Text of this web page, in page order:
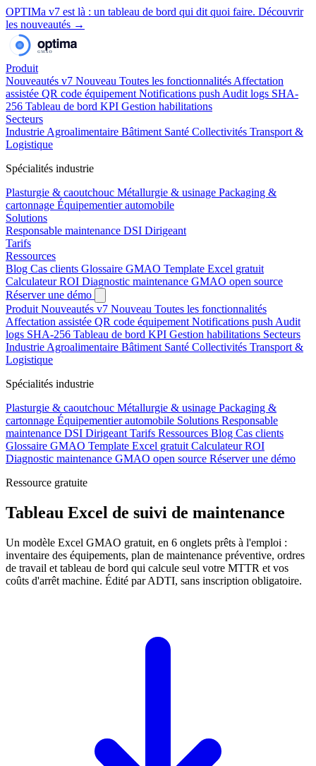
OPTIMa v7 est là : un tableau de bord qui dit quoi faire. Découvrir
les nouveautés →
Produit
Nouveautés v7 Nouveau Toutes les fonctionnalités Affectation
assistée QR code équipement Notifications push Audit logs SHA-
256 Tableau de bord KPI Gestion habilitations
Secteurs
Industrie Agroalimentaire Bâtiment Santé Collectivités Transport &
Logistique
Spécialités industrie
Plasturgie & caoutchouc Métallurgie & usinage Packaging &
cartonnage Équipementier automobile
Solutions
Responsable maintenance DSI Dirigeant
Tarifs
Ressources
Blog Cas clients Glossaire GMAO Template Excel gratuit
Calculateur ROI Diagnostic maintenance GMAO open source
Réserver une démo
Produit Nouveautés v7 Nouveau Toutes les fonctionnalités
Affectation assistée QR code équipement Notifications push Audit
logs SHA-256 Tableau de bord KPI Gestion habilitations Secteurs
Industrie Agroalimentaire Bâtiment Santé Collectivités Transport &
Logistique
Spécialités industrie
Plasturgie & caoutchouc Métallurgie & usinage Packaging &
cartonnage Équipementier automobile Solutions Responsable
maintenance DSI Dirigeant Tarifs Ressources Blog Cas clients
Glossaire GMAO Template Excel gratuit Calculateur ROI
Diagnostic maintenance GMAO open source Réserver une démo
Ressource gratuite
Tableau Excel de suivi de maintenance
Un modèle Excel GMAO gratuit, en 6 onglets prêts à l'emploi :
inventaire des équipements, plan de maintenance préventive, ordres
de travail et tableau de bord qui calcule seul votre MTTR et vos
coûts d'arrêt machine. Édité par ADTI, sans inscription obligatoire.